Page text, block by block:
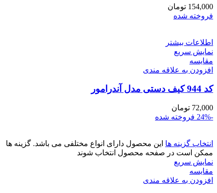
154,000 تومان
فروخته شده
اطلاعات بیشتر
نمایش سریع
مقايسه
افزودن به علاقه مندی
کد 944 کیف دستی مدل آندرامور
72,000 تومان
-24%
فروخته شده
انتخاب گزینه ها این محصول دارای انواع مختلفی می باشد. گزینه ها
ممکن است در صفحه محصول انتخاب شوند
نمایش سریع
مقايسه
افزودن به علاقه مندی